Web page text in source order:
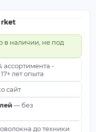
в наличии, не под
ассортимента -
лет опыта
сайт
— без
до техники